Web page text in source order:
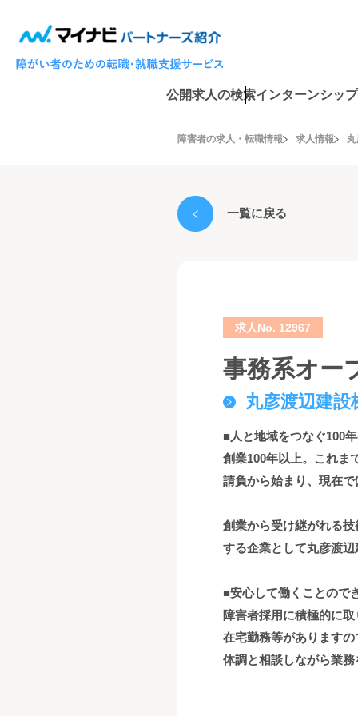
公開求人の検索インターンシッ
障害者の求人・転職情報 求人情報
一覧に戻る
求人No. 12967
事務系オー
丸彦渡辺建設
■人と地域をつなぐ100
創業100年以上。これま
請負から始まり、現在
創業から受け継がれる
する企業として丸彦渡
■安心して働くことので
障害者採用に積極的に
在宅勤務等があります
体調と相談しながら業